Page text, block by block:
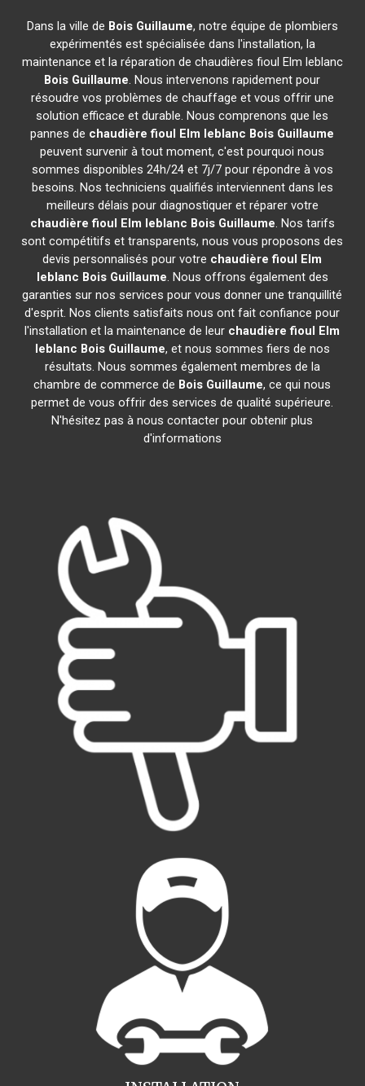
Dans la ville de Bois Guillaume, notre équipe de plombiers
expérimentés est spécialisée dans l'installation, la
maintenance et la réparation de chaudières fioul Elm leblanc
Bois Guillaume. Nous intervenons rapidement pour
résoudre vos problèmes de chauffage et vous offrir une
solution efficace et durable. Nous comprenons que les
pannes de chaudière fioul Elm leblanc Bois Guillaume
peuvent survenir à tout moment, c'est pourquoi nous
sommes disponibles 24h/24 et 7j/7 pour répondre à vos
besoins. Nos techniciens qualifiés interviennent dans les
meilleurs délais pour diagnostiquer et réparer votre
chaudière fioul Elm leblanc Bois Guillaume. Nos tarifs
sont compétitifs et transparents, nous vous proposons des
devis personnalisés pour votre chaudière fioul Elm
leblanc Bois Guillaume. Nous offrons également des
garanties sur nos services pour vous donner une tranquillité
d'esprit. Nos clients satisfaits nous ont fait confiance pour
l'installation et la maintenance de leur chaudière fioul Elm
leblanc Bois Guillaume, et nous sommes fiers de nos
résultats. Nous sommes également membres de la
chambre de commerce de Bois Guillaume, ce qui nous
permet de vous offrir des services de qualité supérieure.
N'hésitez pas à nous contacter pour obtenir plus
d'informations